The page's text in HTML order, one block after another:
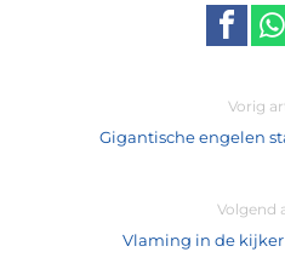
Vorig
Gigantische engelen
Volgend
Vlaming in de kijker